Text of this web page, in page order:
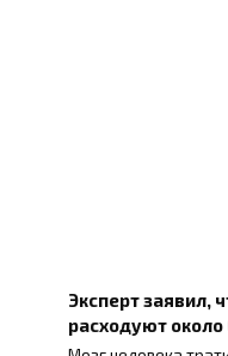
Эксперт заявил,
расходуют около